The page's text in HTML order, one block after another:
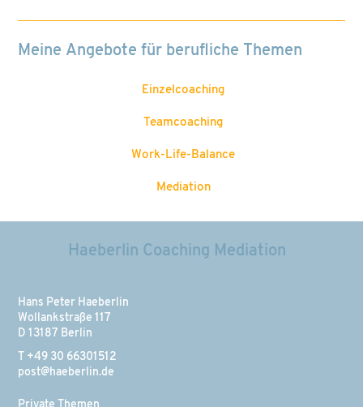
Einzelcoaching
Teamcoaching
Work-Life-Balance
Mediation
Meine Angebote für berufliche Themen
Haeberlin Coaching Mediation
Hans Peter Haeberlin
Wollankstraße 117
D 13187 Berlin
T +49 30 66301512
post@haeberlin.de
Private Themen